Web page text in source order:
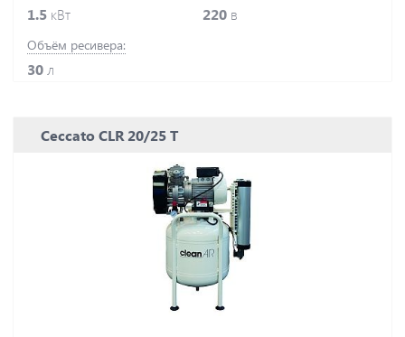
1.5 кВт 220 в
Объём ресивера:
30 л
Ceccato CLR 20/25 T